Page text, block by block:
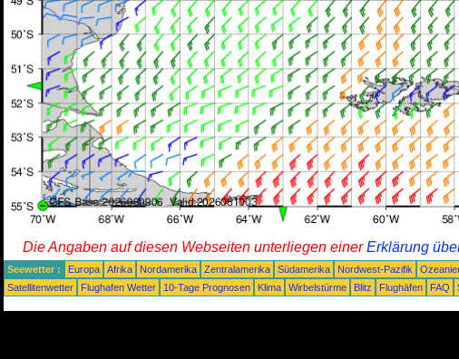
Die Angaben auf diesen Webseiten unterliegen einerErklärung
Seewetter : Europa Afrika Nordamerika Zentralamerika Südamerika Nordwest-Pazifik
Satellitenwetter
Flughafen Wetter 10-Tage Prognosen Klima Wirbelstürme Blitz Flughäfen FAQ